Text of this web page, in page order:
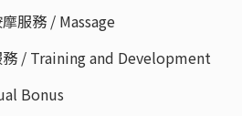
服務 / Massage
務 / Training and Development
Bonus